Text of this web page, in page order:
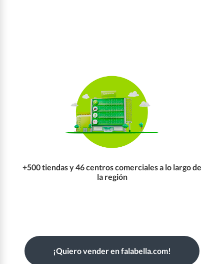
+500 tiendas y 46 centros comerciales a lo largo de
la región
¡Quiero vender en falabella.com!